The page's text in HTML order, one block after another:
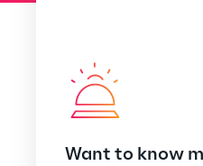
Want to know